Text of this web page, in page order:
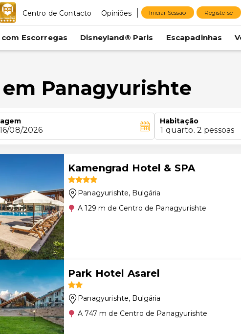
Centro de Contacto Opiniões Iniciar Sessão Registe-se
Escorregas Disneyland® Paris Escapadinhas
Panagyurishte
16/08/2026
Habitação
1 quarto. 2 pessoas
Kamengrad Hotel & SPA
Panagyurishte, Bulgária
A 129 m de Centro de Panagyurishte
Park Hotel Asarel
Panagyurishte, Bulgária
A 747 m de Centro de Panagyurishte